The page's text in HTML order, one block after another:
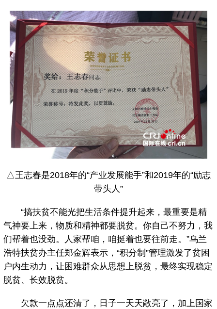
△王志春是2018年的“产业发展能手”和2019年的“励志
带头人”
“搞扶贫不能光把生活条件提升起来，最重要是精
气神要上来，物质和精神都要脱贫。你自己不努力，我
们帮着也没劲。人家帮咱，咱挺着也要往前走。”乌兰
浩特扶贫办主任郑金辉表示，“积分制”管理激发了贫困
户内生动力，让困难群众从思想上脱贫，最终实现稳定
脱贫、长效脱贫。
欠款一点点还清了，日子一天天敞亮了，加上国家